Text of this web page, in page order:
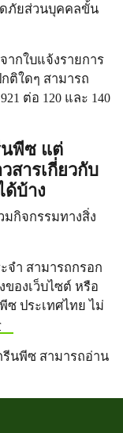
ดภัยส่วนบุคคลขั้น
ากใบแจ้งรายการ
ติใดๆ สามารถ
ต่อ 120 และ 140
นพีซ แต่
สารเกี่ยวกับ
ด้บ้าง
กิจกรรมทางสิ่ง
จำ สามารถกรอก
องเว็บไซต์ หรือ
ซ ประเทศไทยไม่
นพีซ สามารถอ่าน